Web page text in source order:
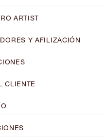
ARTIST
Y AFILIZACIÓN
CLIENTE